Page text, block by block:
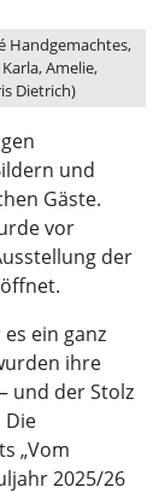
Handgemachtes,
Amelie,
Dietrich)
und
Gäste.
vor
der
ein ganz
ihre
und der Stolz
Die
„Vom
2025/26